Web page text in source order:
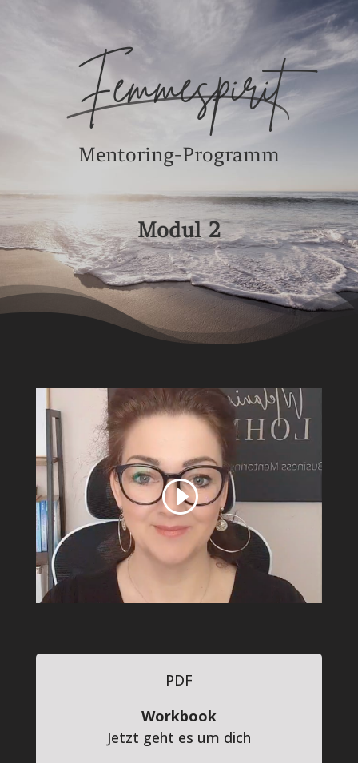
Femmespirit
Mentoring-Programm
Modul 2
PDF
Workbook
Jetzt geht es um dich